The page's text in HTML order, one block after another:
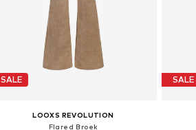
SALE
LOOXS REVOLUTION
Flared Broek
SALE